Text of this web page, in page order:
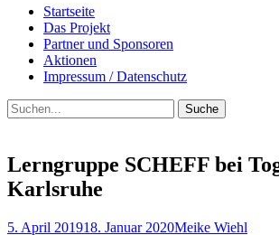
Springe
zum
Inhalt
Startseite
Das Projekt
Partner und Sponsoren
Aktionen
Impressum / Datenschutz
Suchen
Suche
nach:
Lerngruppe SCHEFF bei
Karlsruhe
Posted
5. April 201918. Januar 2020Author
Meike Wiehl